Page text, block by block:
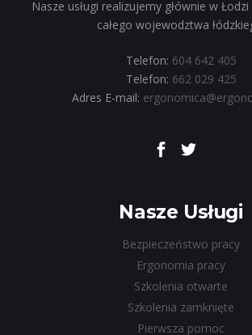
Nasze usługi realizujemy głównie w
całego wojewodztwa
Telefon: 604 642 405
Telefon: 662 029 425
Adres E-mail:
Nasze Usługi
Bezpieczeństwo pracy
Ergonomia pracy
Szkolenia otwarte
Szkolenia zamknięte
Pierwsza pomoc